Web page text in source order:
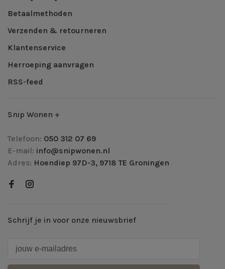
Betaalmethoden
Verzenden & retourneren
Klantenservice
Herroeping aanvragen
RSS-feed
Snip Wonen +
Telefoon: 050 312 07 69
E-mail: info@snipwonen.nl
Adres: Hoendiep 97D-3, 9718 TE Groningen
Schrijf je in voor onze nieuwsbrief